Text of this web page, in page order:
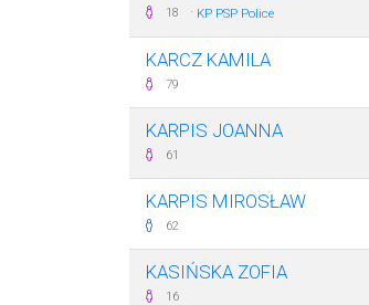
18 · KP PSP Police
KARCZ KAMILA
79
KARPIS JOANNA
61
KARPIS MIROSŁAW
62
KASIŃSKA ZOFIA
16